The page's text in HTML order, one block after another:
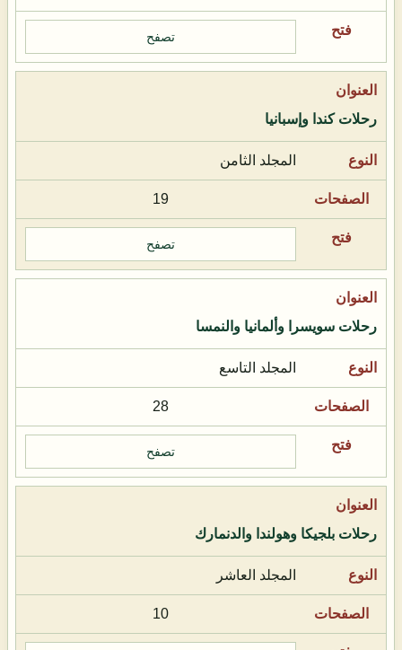
تصفح
رحلات كندا وإسبانيا
المجلد الثامن
19
تصفح
رحلات سويسرا وألمانيا والنمسا
المجلد التاسع
28
تصفح
رحلات بلجيكا وهولندا والدنمارك
المجلد العاشر
10